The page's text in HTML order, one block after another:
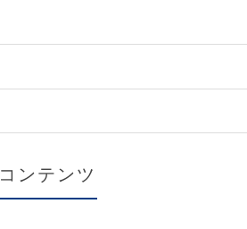
コンテンツ